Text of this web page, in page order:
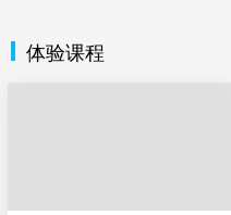
体验课程